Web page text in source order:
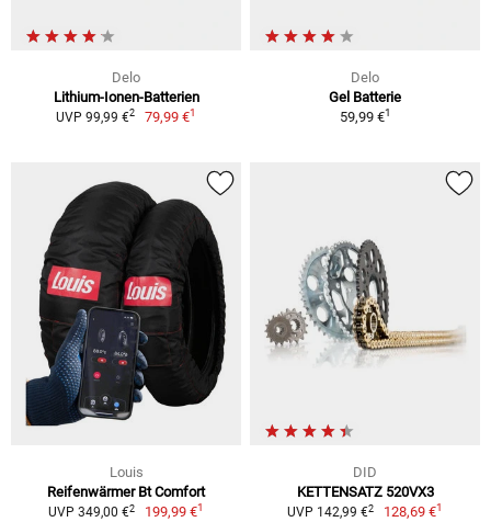
Delo
Lithium-Ionen-Batterien
UVP 99,99 €2 79,99 €1
Delo
Gel Batterie
59,99 €1
Louis
Reifenwärmer Bt Comfort
UVP 349,00 €2 199,99 €1
DID
KETTENSATZ 520VX3
UVP 142,99 €2 128,69 €1